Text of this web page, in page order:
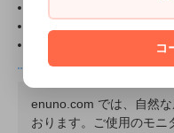
ピンクのお花マークのあ
enuno.com では、自然
おります。ご使用のモニ
コ